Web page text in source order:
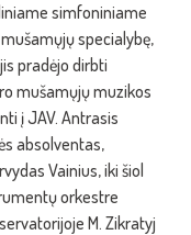
simfoniniame
specialybę,
pradėjo dirbti
mušamųjų muzikos
į JAV. Antrasis
absolventas,
Vainius, iki šiol
orkestre
M. Zikratyj